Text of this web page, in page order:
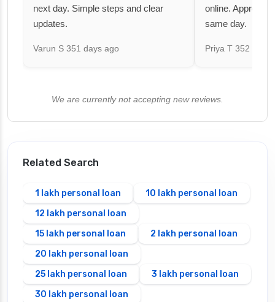
next day. Simple steps and clear
updates.
Varun S 351 days ago
online. Approval
same day.
Priya T 352 days
We are currently not accepting new reviews.
Related Search
1 lakh personal loan
10 lakh personal loan
12 lakh personal loan
15 lakh personal loan
2 lakh personal loan
20 lakh personal loan
25 lakh personal loan
3 lakh personal loan
30 lakh personal loan